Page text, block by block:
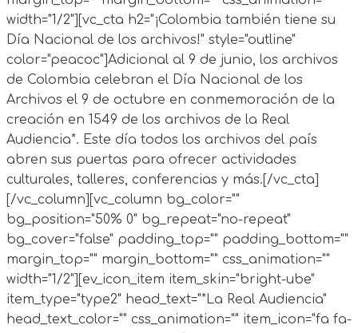
width="1/2"][vc_cta h2="¡Colombia también tiene su
Día Nacional de los archivos!" style="outline"
color="peacoc"]Adicional al 9 de junio, los archivos
de Colombia celebran el Día Nacional de los
Archivos el 9 de octubre en conmemoración de la
creación en 1549 de los archivos de la Real
Audiencia*. Este día todos los archivos del país
abren sus puertas para ofrecer actividades
culturales, talleres, conferencias y más.[/vc_cta]
[/vc_column][vc_column bg_color=""
bg_position="50% 0" bg_repeat="no-repeat"
bg_cover="false" padding_top="" padding_bottom=""
margin_top="" margin_bottom="" css_animation=""
width="1/2"][ev_icon_item item_skin="bright-ube"
item_type="type2" head_text="*La Real Audiencia"
head_text_color="" css_animation="" item_icon="fa fa-